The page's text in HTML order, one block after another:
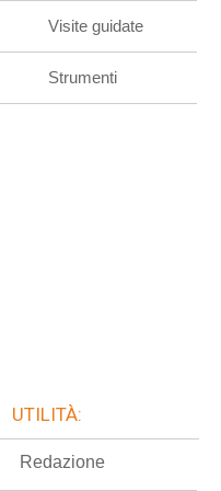
Visite guidate
Strumenti
UTILITÀ:
Redazione